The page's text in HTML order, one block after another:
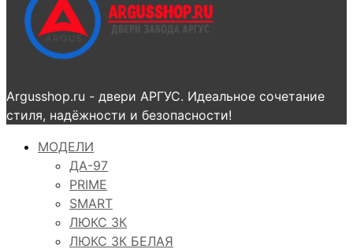
Argusshop.ru - двери АРГУС. Идеальное сочетание
стиля, надёжности и безопасности!
МОДЕЛИ
ДА-97
PRIME
SMART
ЛЮКС 3К
ЛЮКС 3К БЕЛАЯ